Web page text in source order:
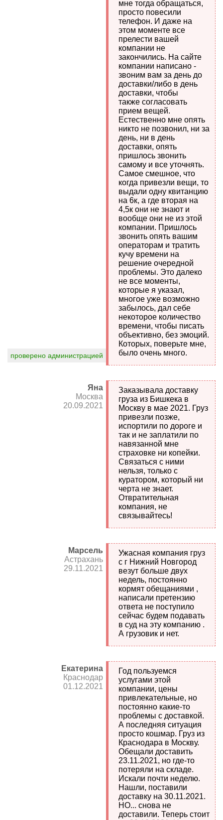
проверено администрацией
мне тогда обращаться,
просто повесили
телефон. И даже на
этом моменте все
прелести вашей
компании не
закончились. На сайте
компании написано -
звоним вам за день до
доставки/либо в день
доставки, чтобы
также согласовать
прием вещей.
Естественно мне опять
никто не позвонил, ни за
день, ни в день
доставки, опять
пришлось звонить
самому и все уточнять.
Самое смешное, что
когда привезли вещи, то
выдали одну квитанцию
на 6к, а где вторая на
4,5к они не знают и
вообще они не из этой
компании. Пришлось
звонить опять вашим
операторам и тратить
кучу времени на
решение очередной
проблемы. Это далеко
не все моменты,
которые я указал,
многое уже возможно
забылось, дал себе
некоторое количество
времени, чтобы писать
объективно, без эмоций.
Которых, поверьте мне,
было очень много.
Яна
Москва
20.09.2021
Заказывала доставку
груза из Бишкека в
Москву в мае 2021. Груз
привезли позже,
испортили по дороге и
так и не заплатили по
навязанной мне
страховке ни копейки.
Связаться с ними
нельзя, только с
куратором, который ни
черта не знает.
Отвратительная
компания, не
связывайтесь!
Марсель
Астрахань
29.11.2021
Ужасная компания груз
с г Нижний Новгород
везут больше двух
недель, постоянно
кормят обещаниями ,
написали претензию
ответа не поступило
сейчас будем подавать
в суд на эту компанию .
А грузовик и нет.
Екатерина
Краснодар
01.12.2021
Год пользуемся
услугами этой
компании, цены
привлекательные, но
постоянно какие-то
проблемы с доставкой.
А последняя ситуация
просто кошмар. Груз из
Краснодара в Москву.
Обещали доставить
23.11.2021, но где-то
потеряли на складе.
Искали почти неделю.
Нашли, поставили
доставку на 30.11.2021.
НО... снова не
доставили. Теперь стоит